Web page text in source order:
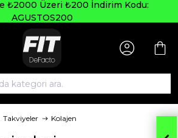
₺2000 Üzeri ₺200 İndirim Kodu:
AGUSTOS200
Takviyeler Kolajen